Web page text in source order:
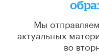
Мы
актуальных
во